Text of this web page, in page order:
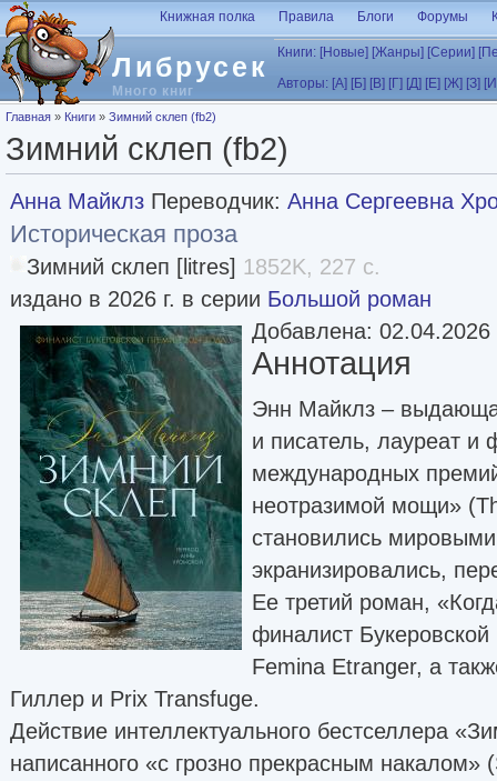
Перейти к основному содержанию
Либрусек
Много книг
Книжная полка Правила Блоги Форумы
Книги: [Новые] [Жанры] [Серии]
Авторы: [А] [Б] [В] [Г] [Д] [Е] [Ж] [З]
Вы здесь
Главная » Книги » Зимний склеп (fb2)
Зимний склеп (fb2)
Анна Майклз Переводчик: Анна Сергеевна
Историческая проза
Зимний склеп [litres] 1852K, 227 с.
издано в 2026 г. в серии Большой роман
Добавлена: 02.04.2026
Аннотация
Энн Майклз –
и писатель, лауреат и
международных
неотразимой мощи»
становились
экранизировались,
Ее третий роман,
финалист
Femina Etranger, а
Гиллер и Prix Transfuge.
Действие интеллектуального бестселлера
написанного «с грозно прекрасным накалом»